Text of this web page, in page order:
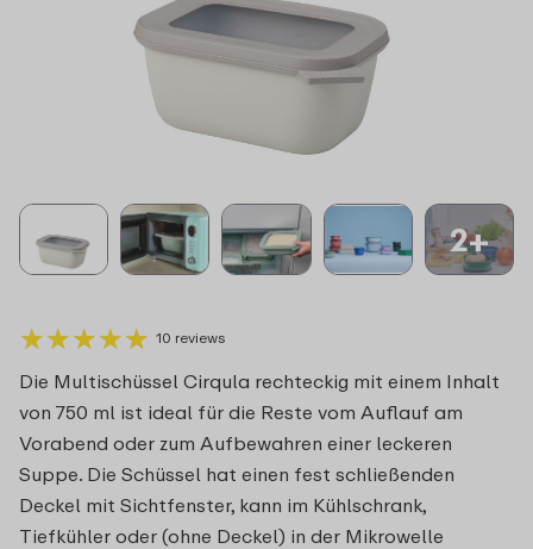
2+
★★★★★
★★★★★ 10 reviews
Die Multischüssel Cirqula rechteckig mit einem Inhalt
von 750 ml ist ideal für die Reste vom Auflauf am
Vorabend oder zum Aufbewahren einer leckeren
Suppe. Die Schüssel hat einen fest schließenden
Deckel mit Sichtfenster, kann im Kühlschrank,
Tiefkühler oder (ohne Deckel) in der Mikrowelle